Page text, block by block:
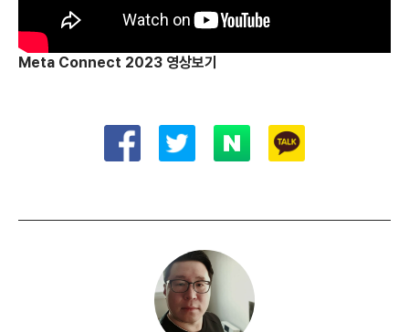
Meta Connect 2023 영상보기